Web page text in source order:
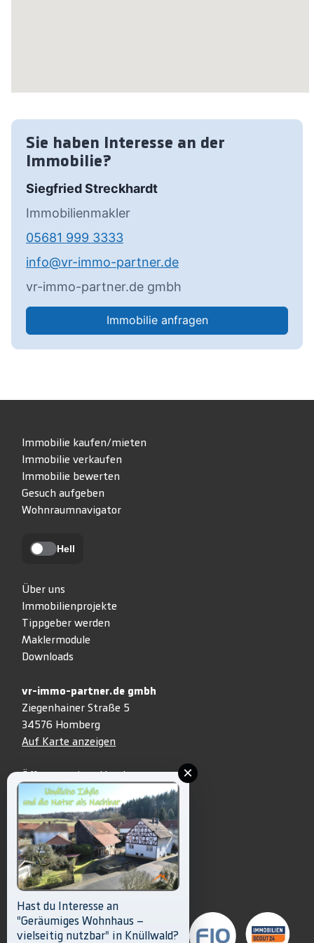
Sie haben Interesse an der
Immobilie?
Siegfried Streckhardt
Immobilienmakler
05681 999 3333
info@vr-immo-partner.de
vr-immo-partner.de gmbh
Immobilie anfragen
Immobilie kaufen/mieten
Immobilie verkaufen
Immobilie bewerten
Gesuch aufgeben
Wohnraumnavigator
Hell
Über uns
Immobilienprojekte
Tippgeber werden
Maklermodule
Downloads
vr-immo-partner.de gmbh
Ziegenhainer Straße 5
34576 Homberg
Auf Karte anzeigen
Mo.+ Mi. + Fr.: 8.30 Uhr – 13 Uhr
Di. + Do.: 8.30 Uhr – 18.30 Uhr
05681 999-3333
info@vr-immo-partner.de
×
Hast du Interesse an
"Geräumiges Wohnhaus –
vielseitig nutzbar" in Knüllwald?